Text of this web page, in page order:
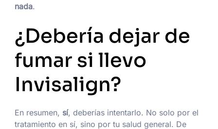
nada.
¿Debería dejar de
fumar si llevo
Invisalign?
En resumen, sí, deberías intentarlo. No solo por el
tratamiento en sí, sino por tu salud general. De